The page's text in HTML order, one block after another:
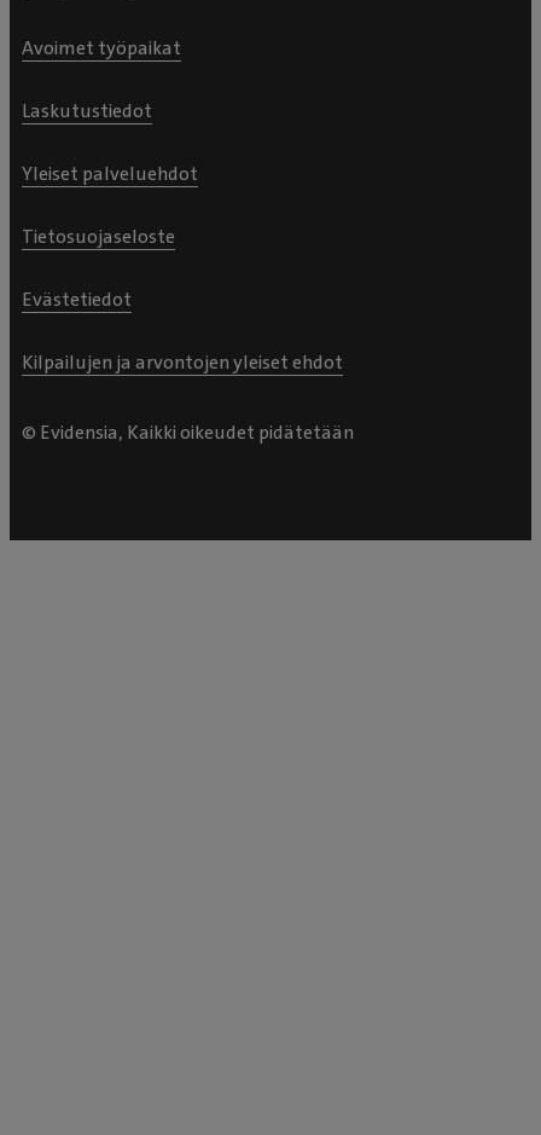
Avoimet työpaikat
Laskutustiedot
Yleiset palveluehdot
Tietosuojaseloste
Evästetiedot
Kilpailujen ja arvontojen yleiset ehdot
© Evidensia, Kaikki oikeudet pidätetään